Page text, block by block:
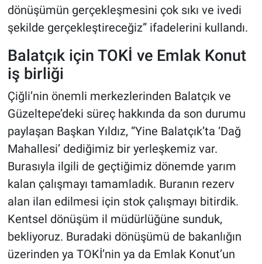
dönüşümün gerçekleşmesini çok sıkı ve ivedi
şekilde gerçekleştireceğiz” ifadelerini kullandı.
Balatçık için TOKİ ve Emlak Konut
iş birliği
Çiğli’nin önemli merkezlerinden Balatçık ve
Güzeltepe’deki süreç hakkında da son durumu
paylaşan Başkan Yıldız, “Yine Balatçık’ta ‘Dağ
Mahallesi’ dediğimiz bir yerleşkemiz var.
Burasıyla ilgili de geçtiğimiz dönemde yarım
kalan çalışmayı tamamladık. Buranın rezerv
alan ilan edilmesi için stok çalışmayı bitirdik.
Kentsel dönüşüm il müdürlüğüne sunduk,
bekliyoruz. Buradaki dönüşümü de bakanlığın
üzerinden ya TOKİ’nin ya da Emlak Konut’un